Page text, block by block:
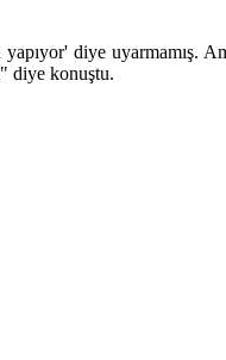
diye uyarmamış.
diye konuştu.